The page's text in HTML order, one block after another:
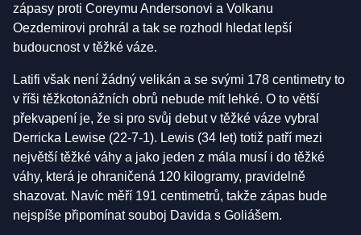
zápasy proti Coreymu Andersonovi a Volkanu
Oezdemirovi prohrál a tak se rozhodl hledat lepší
budoucnost v těžké váze.
Latifi však není žádný velikán a se svými 178 centimetry to
v říši těžkotonážních obrů nebude mít lehké. O to větší
překvapení je, že si pro svůj debut v těžké váze vybral
Derricka Lewise (22-7-1). Lewis (34 let) totiž patří mezi
největší těžké váhy a jako jeden z mála musí i do těžké
váhy, která je ohraničená 120 kilogramy, pravidelně
shazovat. Navíc měří 191 centimetrů, takže zápas bude
nejspíše připomínat souboj Davida s Goliášem.